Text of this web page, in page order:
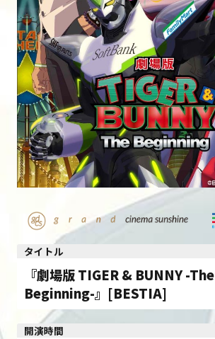
タイトル
『劇場版 TIGER & BUNNY -The
Beginning-』[BESTIA]
開演時間